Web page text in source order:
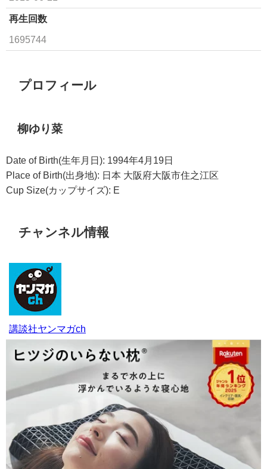
再生回数
1695744
プロフィール
柳ゆり菜
Date of Birth(生年月日): 1994年4月19日
Place of Birth(出身地): 日本 大阪府大阪市住之江区
Cup Size(カップサイズ): E
チャンネル情報
講談社ヤンマガch